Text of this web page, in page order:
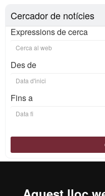
Cercador de notícies
Expressions de cerca
Des de
Fins a